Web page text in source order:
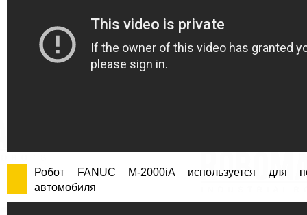
Робот FANUC M-2000iA используется для
автомобиля